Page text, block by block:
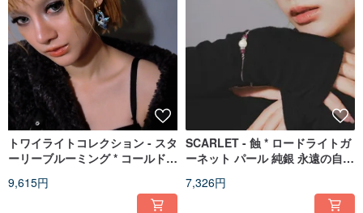
トワイライトコレクション - スタ
ーリーブルーミング * コールドエ
ーカフ
9,615円
SCARLET - 蝕 * ロードライトガ
ーネット パール 純銀 永遠の自信
7,326円